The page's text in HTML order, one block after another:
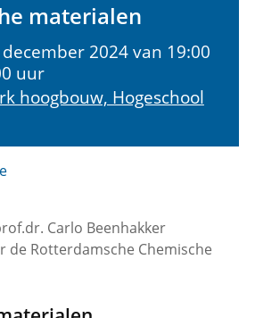
materialen
2024 van 19:00
uur
hoogbouw, Hogeschool
Carlo Beenhakker
de Rotterdamsche Chemische